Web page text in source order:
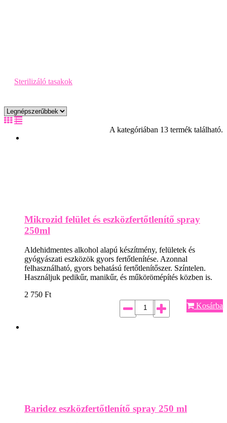
Sterilizáló tasakok
A kategóriában 13 termék található.
Mikrozid felület és eszközfertőtlenítő spray
250ml
Aldehidmentes alkohol alapú készítmény, felületek és
gyógyászati eszközök gyors fertőtlenítése. Azonnal
felhasználható, gyors behatású fertőtlenítőszer. Színtelen.
Használjuk pedikűr, manikűr, és műkörömépítés közben is.
2 750 Ft
Kosárba
Baridez eszközfertőtlenítő spray 250 ml